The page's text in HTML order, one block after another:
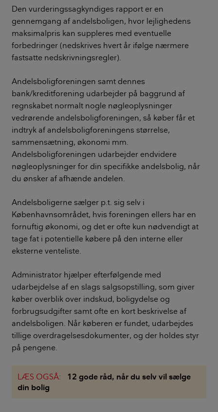
Den vurderingssagkyndiges rapport er en
gennemgang af andelsboligen, hvor lejlighedens
maksimalpris kan suppleres med eventuelle
forbedringer (nedskrives hvert år ifølge nærmere
fastsatte nedskrivningsregler).
Andelsboligforeningen samt dennes
bank/kreditforening udarbejder på baggrund af
regnskabet normalt nogle nøgleoplysninger
vedrørende andelsboligforeningen, så køber får et
indtryk af andelsboligforeningens størrelse,
sammensætning, økonomi mm.
Andelsboligforeningen udarbejder endvidere
nøgleoplysninger for din specifikke andelsbolig, når
du ønsker af afhænde andelen.
Andelsboligerne sælger p.t. sig selv i
Københavnsområdet, hvis foreningen ellers har en
fornuftig økonomi, og det er ofte kun nødvendigt at
tage fat i potentielle købere på den interne eller
eksterne venteliste.
Administrator hjælper efterfølgende med
udarbejdelse af en slags salgsopstilling, som giver
køber overblik over indskud, boligydelse og
forbrugsudgifter samt ofte en kort beskrivelse af
andelsboligen. Når køberen er fundet, udarbejdes
tillige overdragelsesdokumenter, og der holdes styr
på pengene.
LÆS OGSÅ:
12 gode råd, når du selv vil sælge
din bolig